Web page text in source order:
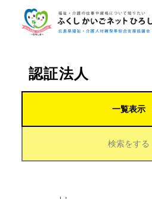
認証法人
一覧表示
検索をする